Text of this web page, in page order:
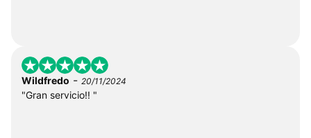
Wildfredo - 20/11/2024
"Gran servicio!! "